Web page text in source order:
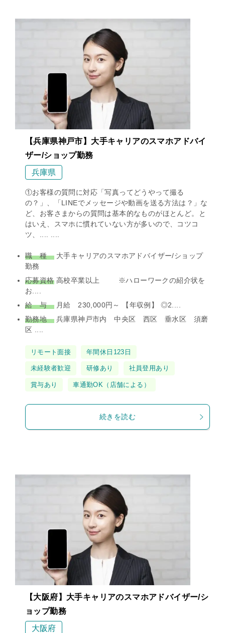
【兵庫県神戸市】大手キャリアのスマホアドバイ
ザー/ショップ勤務
兵庫県
①お客様の質問に対応「写真ってどうやって撮る
の？」、「LINEでメッセージや動画を送る方法は？」な
ど、お客さまからの質問は基本的なものがほとんど。と
はいえ、スマホに慣れていない方が多いので、コツコ
ツ、.... ....
職 種大手キャリアのスマホアドバイザー/ショップ
勤務
応募資格高校卒業以上 ※ハローワークの紹介状を
お....
給 与月給 230,000円～ 【年収例】 ◎2....
勤務地兵庫県神戸市内 中央区 西区 垂水区 須磨
区 ....
タリモート面接 年間休日123日
未経験者歓迎 研修あり 社員登用あり
賞与あり 車通勤OK（店舗による）
続きを読む
【大阪府】大手キャリアのスマホアドバイザー/シ
ョップ勤務
大阪府